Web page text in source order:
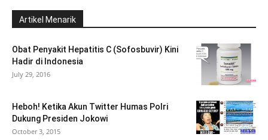
Artikel Menarik
Obat Penyakit Hepatitis C (Sofosbuvir) Kini
Hadir di Indonesia
July 29, 2016
Heboh! Ketika Akun Twitter Humas Polri
Dukung Presiden Jokowi
October 3, 2015